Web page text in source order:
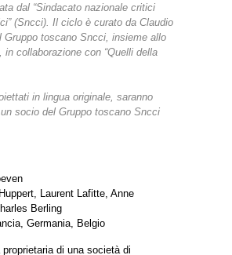
dal “Sindacato nazionale critici
(Sncci). Il ciclo è curato da Claudio
Gruppo toscano Sncci, insieme allo
in collaborazione con “Quelli della
in lingua originale, saranno
socio del Gruppo toscano Sncci
Laurent Lafitte, Anne
Berling
Germania, Belgio
proprietaria di una società di